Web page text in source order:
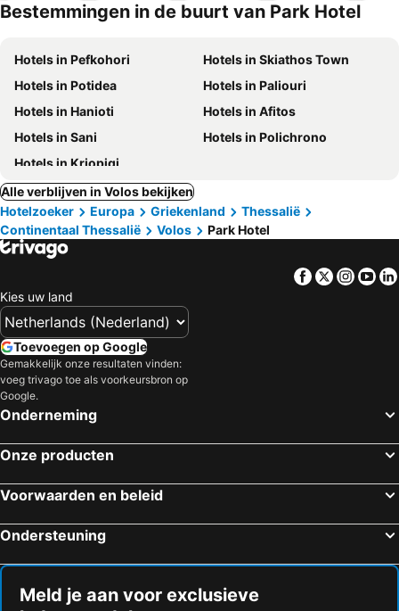
Bestemmingen in de buurt van Park Hotel
Hotels in Pefkohori
Hotels in Skiathos Town
Hotels in Potidea
Hotels in Paliouri
Hotels in Hanioti
Hotels in Afitos
Hotels in Sani
Hotels in Polichrono
Hotels in Kriopigi
Alle verblijven in Volos bekijken
Hotelzoeker
Europa Griekenland
Thessalië
Continentaal Thessalië
Volos Park Hotel
Facebook
Twitter
Kies uw land
Toevoegen op Google
Gemakkelijk onze resultaten vinden:
voeg trivago toe als voorkeursbron op
Google.
Onderneming
Onze producten
Voorwaarden en beleid
Ondersteuning
Meld je aan voor exclusieve